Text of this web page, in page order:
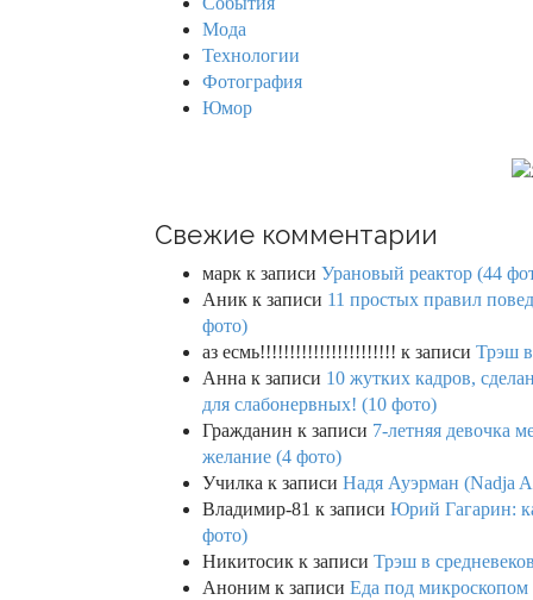
Мода
Технологии
Фотография
Юмор
Свежие комментарии
марк к записи Урановый реактор (44
Аник к записи 11 простых правил
фото)
аз есмь!!!!!!!!!!!!!!!!!!!!!!! к записи Трэш в
Анна к записи 10 жутких кадров,
для слабонервных! (10 фото)
Гражданин к записи 7-летняя девочка
желание (4 фото)
Училка к записи Надя Ауэрман (Nadja
Владимир-81 к записи Юрий Гагарин:
фото)
Никитосик к записи Трэш в
Аноним к записи Еда под микроскопом